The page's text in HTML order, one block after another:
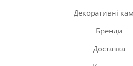
Декоративні
Бренди
Доставка